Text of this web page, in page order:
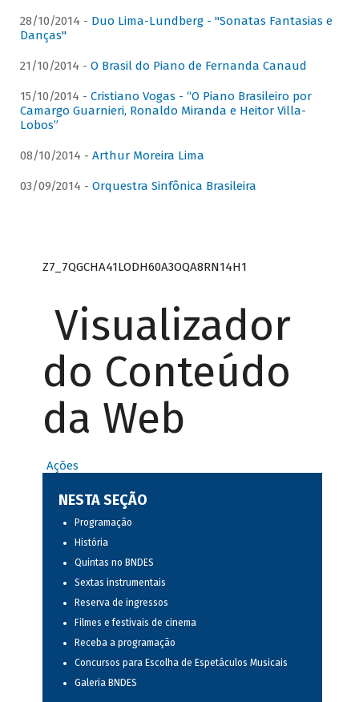
28/10/2014 - Duo Lima-Lundberg - "Sonatas Fantasias e
Danças"
21/10/2014 - O Brasil do Piano de Fernanda Canaud
15/10/2014 - Cristiano Vogas - “O Piano Brasileiro por
Camargo Guarnieri, Ronaldo Miranda e Heitor Villa-
Lobos”
08/10/2014 - Arthur Moreira Lima
03/09/2014 - Orquestra Sinfônica Brasileira
Z7_7QGCHA41LODH60A3OQA8RN14H1
Visualizador
do Conteúdo
da Web
Ações
NESTA SEÇÃO
Programação
História
Quintas no BNDES
Sextas instrumentais
Reserva de ingressos
Filmes e festivais de cinema
Receba a programação
Concursos para Escolha de Espetáculos Musicais
Galeria BNDES